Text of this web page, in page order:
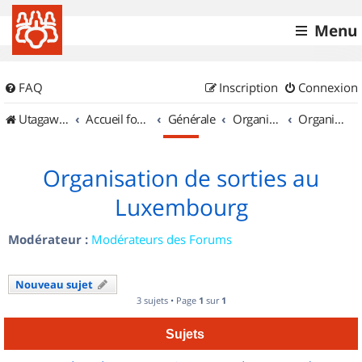
Menu
FAQ Connexion
Inscription
UtagawaVTT (Randos VTT et VTTAE avec traces GPS)
Accueil forum Générale Organisation de sorties & Recherche de partenaires Organisation de sorties au Luxembourg
Organisation de sorties au
Luxembourg
Modérateur : Modérateurs des Forums
Nouveau sujet
3 sujets • Page 1 sur 1
Sujets